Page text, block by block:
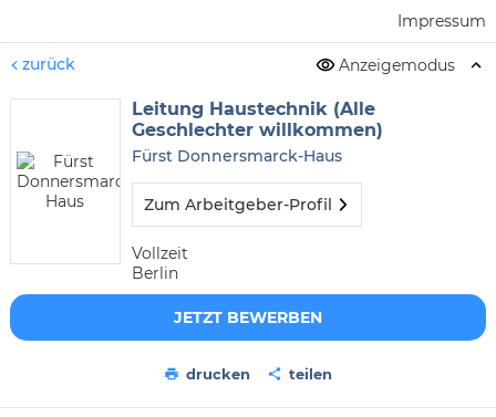
Impressum
zurück Anzeigemodus
Leitung Haustechnik (Alle
Geschlechter willkommen)
Fürst Donnersmarck-Haus
Zum Arbeitgeber-Profil
Vollzeit
Berlin
JETZT BEWERBEN
drucken teilen